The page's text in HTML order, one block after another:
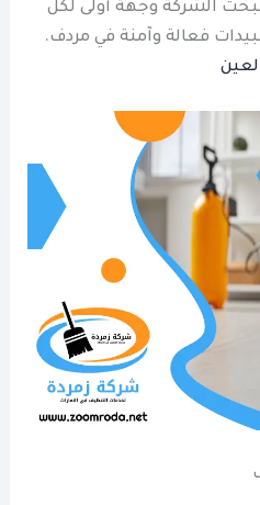
الشركة وجهة أولى لكل
فعالة وآمنة في مردف.